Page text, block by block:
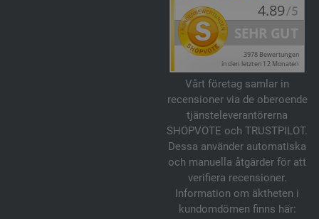
Vårt företag samlar in
recensioner via de oberoende
tjänsteleverantörerna
SHOPVOTE och TRUSTPILOT.
Dessa använder automatiska
och manuella åtgärder för att
verifiera recensioner.
Information om äktheten i
kundomdömen finns här: